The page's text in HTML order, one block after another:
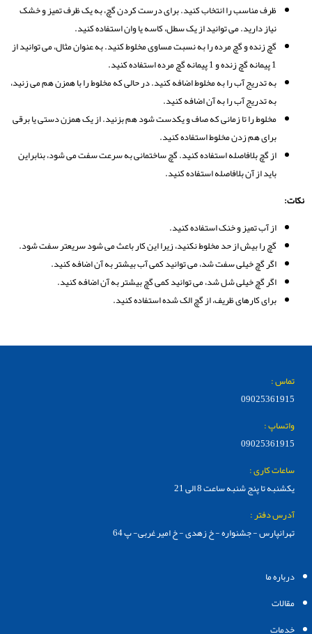
ظرف مناسب را انتخاب کنید. برای درست کردن گچ، به یک ظرف تمیز و خشک
نیاز دارید. می توانید از یک سطل، کاسه یا وان استفاده کنید.
گچ زنده و گچ مرده را به نسبت مساوی مخلوط کنید. به عنوان مثال، می توانید از
1 پیمانه گچ زنده و 1 پیمانه گچ مرده استفاده کنید.
به تدریج آب را به مخلوط اضافه کنید. در حالی که مخلوط را با همزن هم می زنید،
به تدریج آب را به آن اضافه کنید.
مخلوط را تا زمانی که صاف و یکدست شود هم بزنید. از یک همزن دستی یا برقی
برای هم زدن مخلوط استفاده کنید.
از گچ بلافاصله استفاده کنید. گچ ساختمانی به سرعت سفت می شود، بنابراین
باید از آن بلافاصله استفاده کنید.
نکات:
از آب تمیز و خنک استفاده کنید.
گچ را بیش از حد مخلوط نکنید، زیرا این کار باعث می شود سریعتر سفت شود.
اگر گچ خیلی سفت شد، می توانید کمی آب بیشتر به آن اضافه کنید.
اگر گچ خیلی شل شد، می توانید کمی گچ بیشتر به آن اضافه کنید.
برای کارهای ظریف، از گچ الک شده استفاده کنید.
تماس :
09025361915
واتساپ :
09025361915
ساعات کاری :
یکشنبه تا پنج شنبه ساعت 8 الی 21
آدرس دفتر :
تهرانپارس - جشنواره - خ زهدی - خ امیر غربی- پ 64
درباره ما
مقالات
خدمات